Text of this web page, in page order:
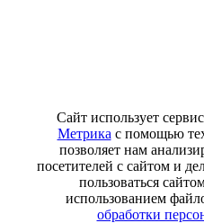
Сайт использует
Метрика с помощью
позволяет нам
посетителей с сайтом и
пользоваться
использованием
обработки